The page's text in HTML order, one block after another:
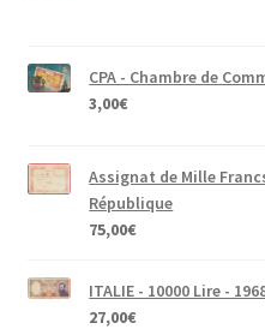
CPA - Chambre de
3,00€
Assignat de Mille
République
75,00€
ITALIE - 10000 Lire -
27,00€